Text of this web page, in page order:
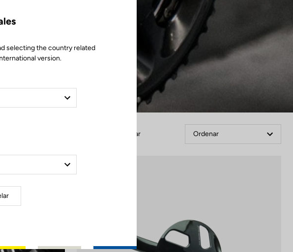
Filtrar Ordenar
selecting the country related
version.